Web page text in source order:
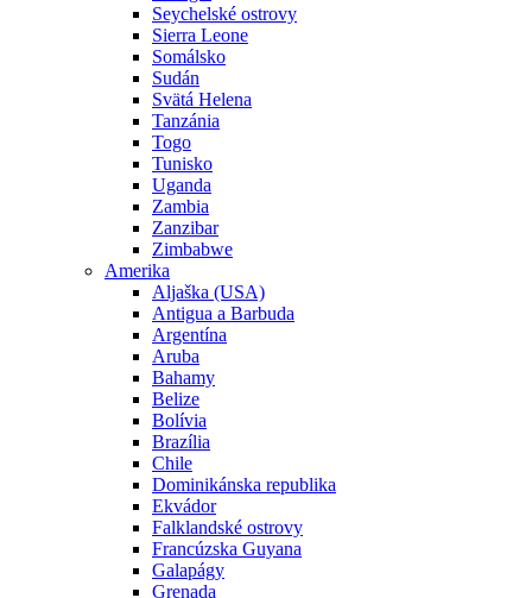
Seychelské ostrovy
Sierra Leone
Somálsko
Sudán
Svätá Helena
Tanzánia
Togo
Tunisko
Uganda
Zambia
Zanzibar
Zimbabwe
Amerika
Aljaška (USA)
Antigua a Barbuda
Argentína
Aruba
Bahamy
Belize
Bolívia
Brazília
Chile
Dominikánska republika
Ekvádor
Falklandské ostrovy
Francúzska Guyana
Galapágy
Grenada